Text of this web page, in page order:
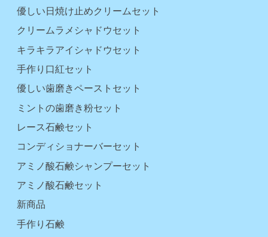
優しい日焼け止めクリームセット
クリームラメシャドウセット
キラキラアイシャドウセット
手作り口紅セット
優しい歯磨きペーストセット
ミントの歯磨き粉セット
レース石鹸セット
コンディショナーバーセット
アミノ酸石鹸シャンプーセット
アミノ酸石鹸セット
新商品
手作り石鹸